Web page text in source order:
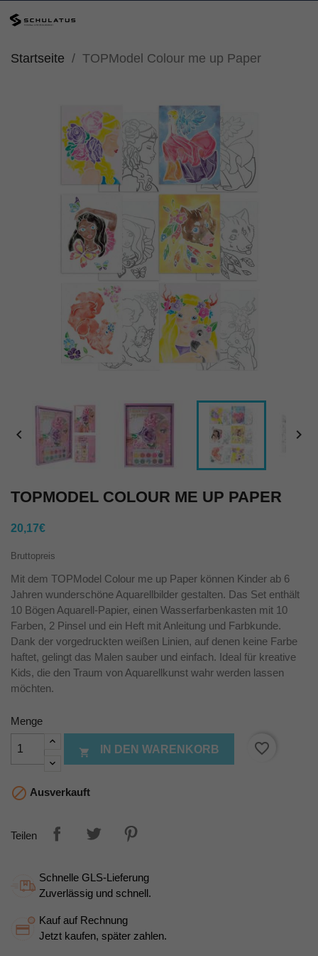
Startseite TOPModel Colour me up Paper
 
TOPMODEL COLOUR ME UP PAPER
20,17€
Bruttopreis
Mit dem TOPModel Colour me up Paper können Kinder ab 6
Jahren wunderschöne Aquarellbilder gestalten. Das Set enthält
10 Bögen Aquarell-Papier, einen Wasserfarbenkasten mit 10
Farben, 2 Pinsel und ein Heft mit Anleitung und Farbkunde.
Dank der vorgedruckten weißen Linien, auf denen keine Farbe
haftet, gelingt das Malen sauber und einfach. Ideal für kreative
Kids, die den Traum von Aquarellkunst wahr werden lassen
möchten.
Menge
 IN DEN WARENKORB favorite_border
 Ausverkauft
Teilen
Schnelle GLS-Lieferung
Zuverlässig und schnell.
Kauf auf Rechnung
Jetzt kaufen, später zahlen.